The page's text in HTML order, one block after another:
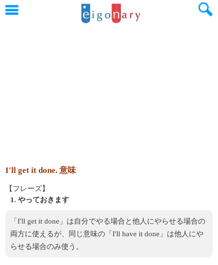
I'll get it done. 意味
【フレーズ】
1. やっておきます
「I'll get it done」は自分でやる場合と他人にやらせる場合の
両方に使えるが、同じ意味の「I'll have it done」は他人にや
らせる場合のみ使う。